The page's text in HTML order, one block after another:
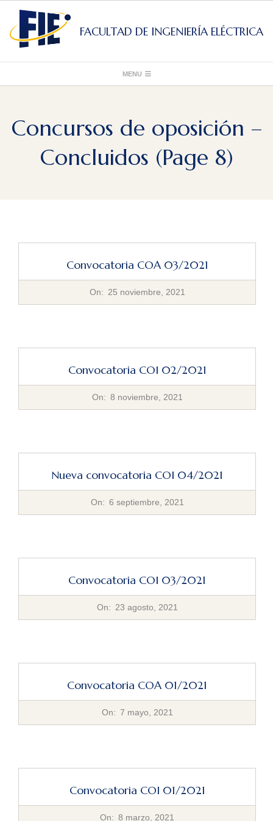
content
FACULTAD DE INGENIERÍA ELÉCTRICA
Navigation
MENU
Concursos de oposición –
Concluidos (Page 8)
Convocatoria COA 03/2021
11-
On: 25 noviembre, 2021
Convocatoria COI 02/2021
11-
On: 8 noviembre, 2021
Nueva convocatoria COI 04/2021
09-
On: 6 septiembre, 2021
Convocatoria COI 03/2021
08-
On: 23 agosto, 2021
Convocatoria COA 01/2021
05-
On: 7 mayo, 2021
Convocatoria COI 01/2021
On: 8 marzo, 2021